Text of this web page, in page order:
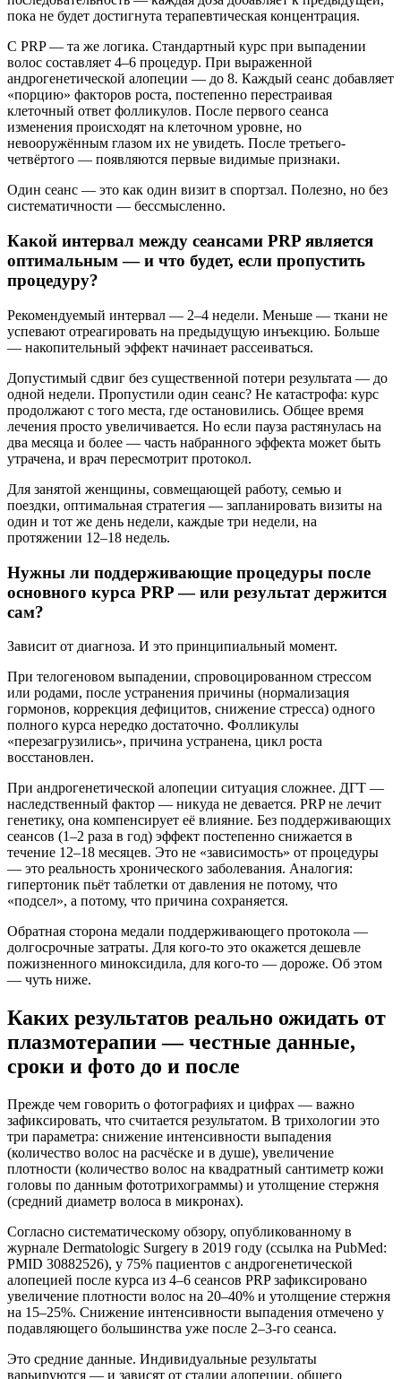
пока не будет достигнута терапевтическая концентрация.
С PRP — та же логика. Стандартный курс при выпадении
волос составляет 4–6 процедур. При выраженной
андрогенетической алопеции — до 8. Каждый сеанс добавляет
«порцию» факторов роста, постепенно перестраивая
клеточный ответ фолликулов. После первого сеанса
изменения происходят на клеточном уровне, но
невооружённым глазом их не увидеть. После третьего-
четвёртого — появляются первые видимые признаки.
Один сеанс — это как один визит в спортзал. Полезно, но без
систематичности — бессмысленно.
Какой интервал между сеансами PRP является
оптимальным — и что будет, если пропустить
процедуру?
Рекомендуемый интервал — 2–4 недели. Меньше — ткани не
успевают отреагировать на предыдущую инъекцию. Больше
— накопительный эффект начинает рассеиваться.
Допустимый сдвиг без существенной потери результата — до
одной недели. Пропустили один сеанс? Не катастрофа: курс
продолжают с того места, где остановились. Общее время
лечения просто увеличивается. Но если пауза растянулась на
два месяца и более — часть набранного эффекта может быть
утрачена, и врач пересмотрит протокол.
Для занятой женщины, совмещающей работу, семью и
поездки, оптимальная стратегия — запланировать визиты на
один и тот же день недели, каждые три недели, на
протяжении 12–18 недель.
Нужны ли поддерживающие процедуры после
основного курса PRP — или результат держится
сам?
Зависит от диагноза. И это принципиальный момент.
При телогеновом выпадении, спровоцированном стрессом
или родами, после устранения причины (нормализация
гормонов, коррекция дефицитов, снижение стресса) одного
полного курса нередко достаточно. Фолликулы
«перезагрузились», причина устранена, цикл роста
восстановлен.
При андрогенетической алопеции ситуация сложнее. ДГТ —
наследственный фактор — никуда не девается. PRP не лечит
генетику, она компенсирует её влияние. Без поддерживающих
сеансов (1–2 раза в год) эффект постепенно снижается в
течение 12–18 месяцев. Это не «зависимость» от процедуры
— это реальность хронического заболевания. Аналогия:
гипертоник пьёт таблетки от давления не потому, что
«подсел», а потому, что причина сохраняется.
Обратная сторона медали поддерживающего протокола —
долгосрочные затраты. Для кого-то это окажется дешевле
пожизненного миноксидила, для кого-то — дороже. Об этом
— чуть ниже.
Каких результатов реально ожидать от
плазмотерапии — честные данные,
сроки и фото до и после
Прежде чем говорить о фотографиях и цифрах — важно
зафиксировать, что считается результатом. В трихологии это
три параметра: снижение интенсивности выпадения
(количество волос на расчёске и в душе), увеличение
плотности (количество волос на квадратный сантиметр кожи
головы по данным фототрихограммы) и утолщение стержня
(средний диаметр волоса в микронах).
Согласно систематическому обзору, опубликованному в
журнале Dermatologic Surgery в 2019 году (ссылка на PubMed:
PMID 30882526), у 75% пациентов с андрогенетической
алопецией после курса из 4–6 сеансов PRP зафиксировано
увеличение плотности волос на 20–40% и утолщение стержня
на 15–25%. Снижение интенсивности выпадения отмечено у
подавляющего большинства уже после 2–3-го сеанса.
Это средние данные. Индивидуальные результаты
варьируются — и зависят от стадии алопеции, общего